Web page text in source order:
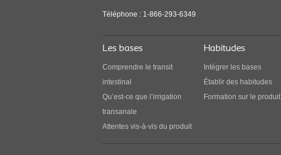
Bob : mon expérience Peristeen®
remède. Ça a véritablement changé ma vie ».
Téléphone : 1-866-293-6349
Les bases
Comprendre le transit
intestinal
Qu’est-ce que l’irrigation
transanale
Attentes vis-à-vis du produit
Habitudes
Intégrer les bases
Établir des habitudes
Formation sur le produit